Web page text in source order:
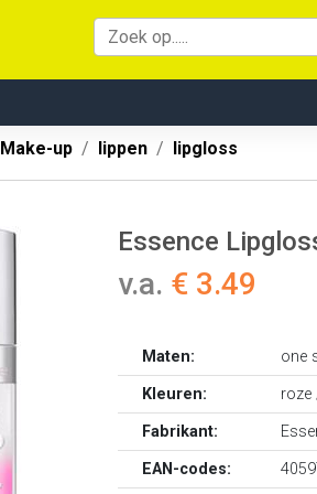
Make-up lippen lipgloss
Essence
v.a. € 3.49
Maten:
one
Kleuren:
roze
Fabrikant:
EAN-codes: